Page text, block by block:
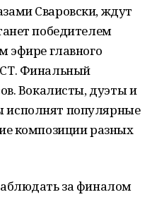
Сваровски, ждут
победителем
эфире главного
Финальный
Вокалисты, дуэты и
исполнят популярные
композиции разных
за финалом